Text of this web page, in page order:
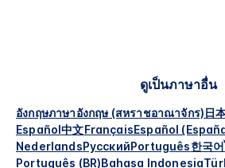
ดูเป็นภาษาอื่น
อังกฤษภาษาอังกฤษ (สหราชอาณาจักร)日
Español中文FrançaisEspañol
NederlandsРусскийPortuguês한국어
Português (BR)Bahasa Indonesia